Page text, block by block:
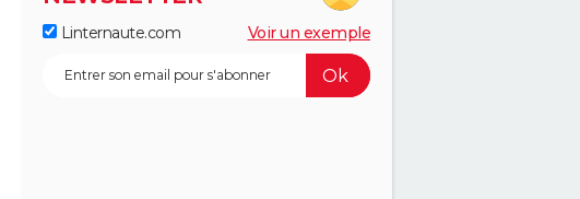
Linternaute.com Voir un exemple